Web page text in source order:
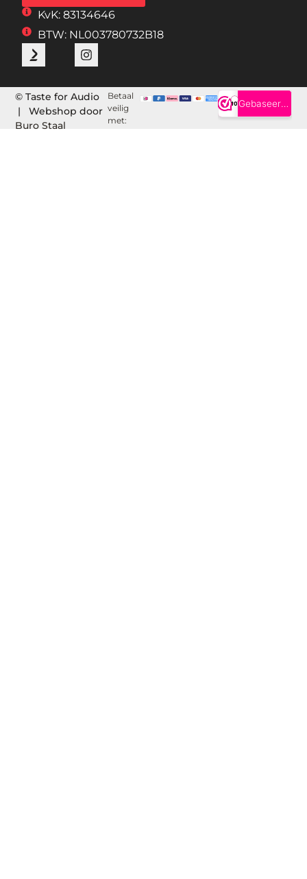
KvK: 83134646
BTW: NL003780732B18
© Taste for Audio
| Webshop door
Buro Staal
Betaal
veilig
met: